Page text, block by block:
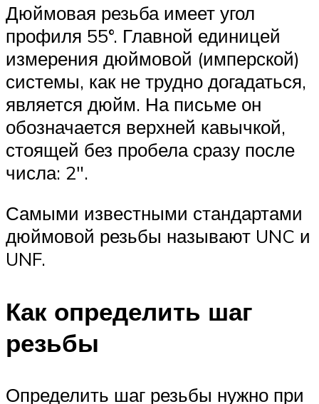
Дюймовая резьба имеет угол
профиля 55°. Главной единицей
измерения дюймовой (имперской)
системы, как не трудно догадаться,
является дюйм. На письме он
обозначается верхней кавычкой,
стоящей без пробела сразу после
числа: 2″.
Самыми известными стандартами
дюймовой резьбы называют UNC и
UNF.
Как определить шаг
резьбы
Определить шаг резьбы нужно при